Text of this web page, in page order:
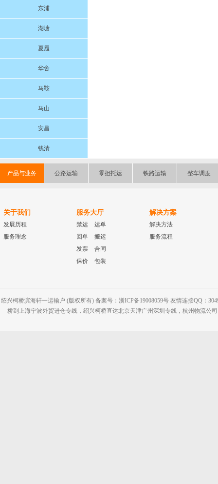
东浦
湖塘
夏履
华舍
马鞍
马山
安昌
钱清
产品与业务 公路运输 零担托运 铁路运输 整车调度
关于我们
发展历程
服务理念
服务大厅
禁运
运单
回单
搬运
发票
合同
保价
包装
解决方案
解决方法
服务流程
绍兴柯桥滨海轩一运输户 (版权所有) 备案号：浙ICP备19008059号 友情连接QQ：
桥到上海宁波外贸进仓专线，绍兴柯桥直达北京天津广州深圳专线，杭州物流公